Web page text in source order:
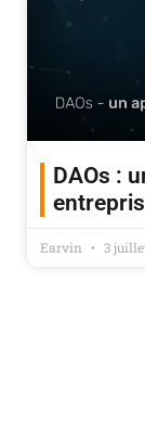
DAOs :
Earvin 3